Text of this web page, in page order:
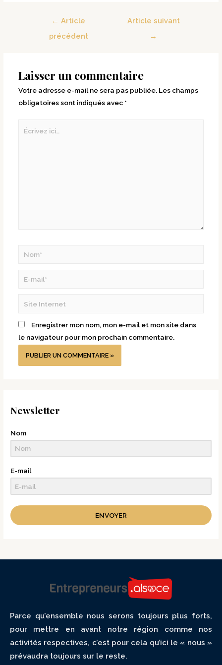
← Article
précédent
Article suivant
→
Laisser un commentaire
Votre adresse e-mail ne sera pas publiée.Les champs
obligatoires sont indiqués avec *
Enregistrer mon nom, mon e-mail et mon site dans
le navigateur pour mon prochain commentaire.
Newsletter
Nom
E-mail
ENVOYER
Parce qu’ensemble nous serons toujours plus forts,
pour mettre en avant notre région comme nos
activités respectives, c’est pour cela qu’ici le « nous »
prévaudra toujours sur le reste.